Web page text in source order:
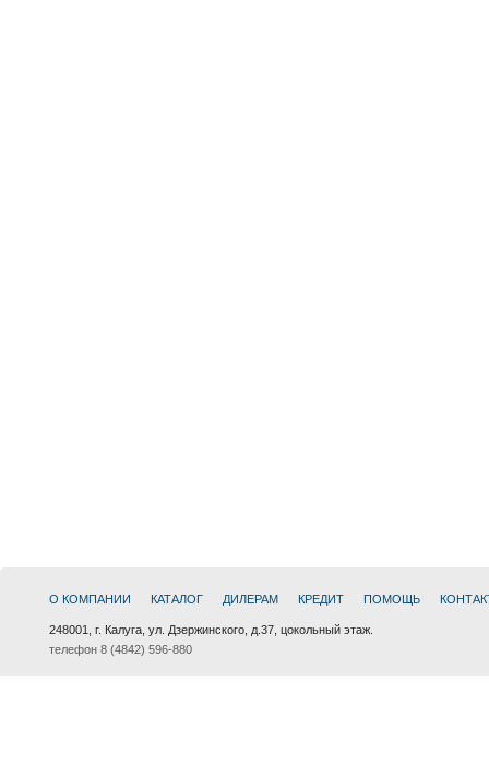
О КОМПАНИИ КАТАЛОГ ДИЛЕРАМ КРЕДИТ ПОМОЩЬ
248001, г. Калуга, ул. Дзержинского, д.37, цокольный этаж.
телефон 8 (4842) 596-880